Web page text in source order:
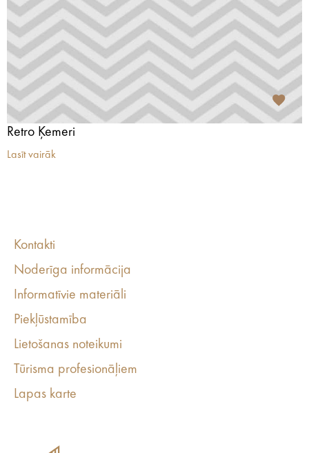
Retro Ķemeri
Lasīt vairāk
Kontakti
Noderīga informācija
Informatīvie materiāli
Piekļūstamība
Lietošanas noteikumi
Tūrisma profesionāļiem
Lapas karte